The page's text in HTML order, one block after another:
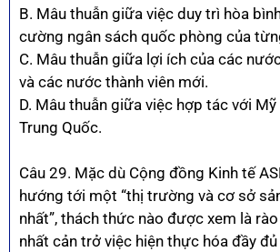
B. Mâu thuẫn giữa việc duy trì hòa
cường ngân sách quốc phòng của
C. Mâu thuẫn giữa lợi ích của các
và các nước thành viên mới.
D. Mâu thuẫn giữa việc hợp tác với
Trung Quốc.
Câu 29. Mặc dù Cộng đồng Kinh tế
hướng tới một “thị trường và cơ sở
nhất”, thách thức nào được xem là
nhất cản trở việc hiện thực hóa đầy